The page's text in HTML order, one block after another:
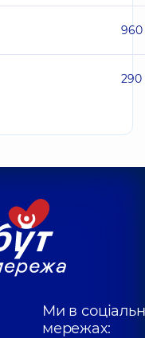
960
290
Ми в
мережах: